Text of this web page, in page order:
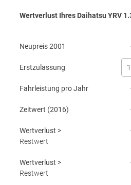
Wertverlust Ihres Daihatsu YRV
Neupreis2001
Erstzulassung
Fahrleistung pro Jahr
Zeitwert (2016)
Wertverlust >
Restwert
Wertverlust >
Restwert